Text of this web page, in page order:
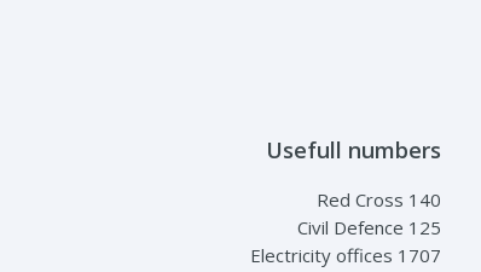
Usefull numbers
Red Cross 140
Civil Defence 125
Electricity offices 1707